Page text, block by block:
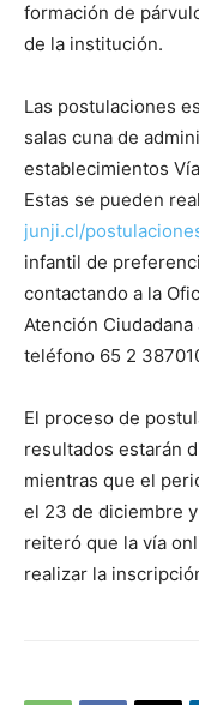
formación de
de la institución.
Las postulaciones
salas cuna de
establecimientos
Estas se pueden
junji.cl/
infantil de
contactando a la
Atención Ciudadana
teléfono 65 2
El proceso de
resultados estarán
mientras que el
el 23 de diciembre
reiteró que la vía
realizar la